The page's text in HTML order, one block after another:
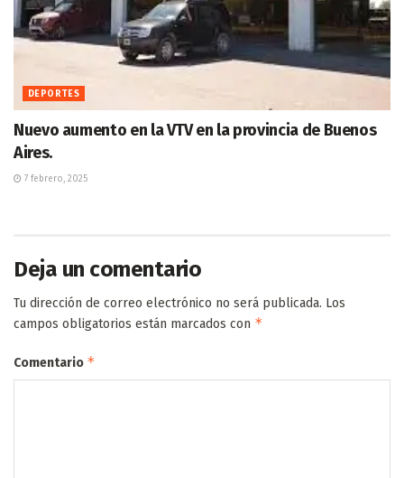
DEPORTES
Nuevo aumento en la VTV en la provincia de Buenos
Aires.
7 febrero, 2025
Deja un comentario
Tu dirección de correo electrónico no será publicada. Los
campos obligatorios están marcados con *
Comentario *